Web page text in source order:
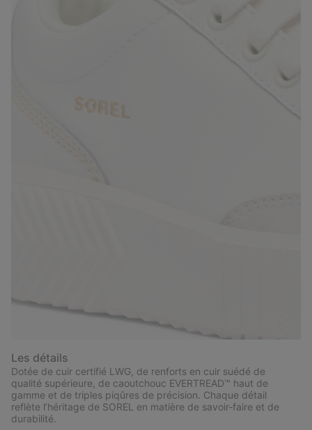
Les détails
Dotée de cuir certifié LWG, de renforts en cuir suédé de
qualité supérieure, de caoutchouc EVERTREAD™ haut de
gamme et de triples piqûres de précision. Chaque détail
reflète l’héritage de SOREL en matière de savoir-faire et de
durabilité.